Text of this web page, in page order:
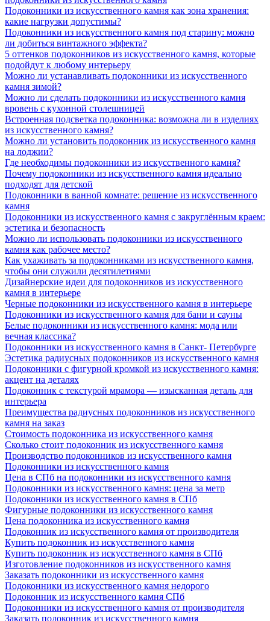
Подоконники из искусственного камня как зона хранения:
какие нагрузки допустимы?
Подоконники из искусственного камня под старину: можно
ли добиться винтажного эффекта?
5 оттенков подоконников из искусственного камня, которые
подойдут к любому интерьеру
Можно ли устанавливать подоконники из искусственного
камня зимой?
Можно ли сделать подоконники из искусственного камня
вровень с кухонной столешницей
Встроенная подсветка подоконника: возможна ли в изделиях
из искусственного камня?
Можно ли установить подоконник из искусственного камня
на лоджии?
Где необходимы подоконники из искусственного камня?
Почему подоконники из искусственного камня идеально
подходят для детской
Подоконники в ванной комнате: решение из искусственного
камня
Подоконники из искусственного камня с закруглённым краем:
эстетика и безопасность
Можно ли использовать подоконники из искусственного
камня как рабочее место?
Как ухаживать за подоконниками из искусственного камня,
чтобы они служили десятилетиями
Дизайнерские идеи для подоконников из искусственного
камня в интерьере
Черные подоконники из искусственного камня в интерьере
Подоконники из искусственного камня для бани и сауны
Белые подоконники из искусственного камня: мода или
вечная классика?
Подоконники из искусственного камня в Санкт- Петербурге
Эстетика радиусных подоконников из искусственного камня
Подоконники с фигурной кромкой из искусственного камня:
акцент на деталях
Подоконник с текстурой мрамора — изысканная деталь для
интерьера
Преимущества радиусных подоконников из искусственного
камня на заказ
Стоимость подоконника из искусственного камня
Сколько стоит подоконник из искусственного камня
Производство подоконников из искусственного камня
Подоконники из искусственного камня
Цена в СПб на подоконники из искусственного камня
Подоконники из искусственного камня: цена за метр
Подоконники из искусственного камня в СПб
Фигурные подоконники из искусственного камня
Цена подоконника из искусственного камня
Подоконник из искусственного камня от производителя
Купить подоконник из искусственного камня
Купить подоконник из искусственного камня в СПб
Изготовление подоконников из искусственного камня
Заказать подоконники из искусственного камня
Подоконники из искусственного камня недорого
Подоконник из искусственного камня СПб
Подоконники из искусственного камня от производителя
Заказать подоконник из искусственного камня